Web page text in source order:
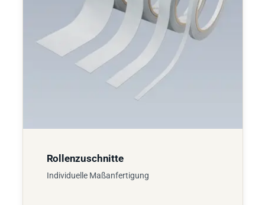
Rollenzuschnitte
Individuelle Maßanfertigung